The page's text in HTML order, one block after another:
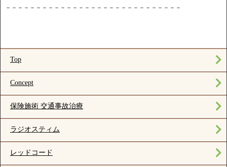
－－－－－－－－－－－－－－－－－－－－－－－－－－－－－
Top
Concept
保険施術 交通事故治療
ラジオスティム
レッドコード